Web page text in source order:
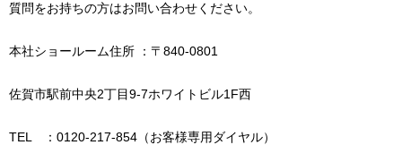
質問をお持ちの方はお問い合わせください。
本社ショールーム住所 ：〒840-0801
佐賀市駅前中央2丁目9-7ホワイトビル1F西
TEL ：0120-217-854（お客様専用ダイヤル）